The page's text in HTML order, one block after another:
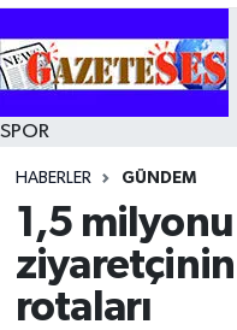
SPOR
HABERLER GÜNDEM
1,5 milyonu
rotaları